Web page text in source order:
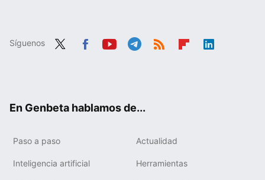
Síguenos
En Genbeta hablamos de...
Paso a paso Actualidad
Inteligencia artificial Herramientas